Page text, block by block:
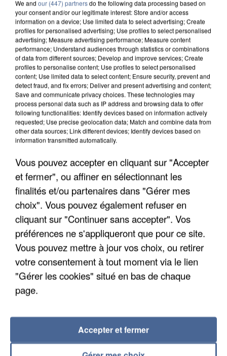
DE FAUNE SAUVAGE SONT...
L’UN DES FONDATEURS SUPPOSÉS DE LA DZ
We and our (447) partnersdo the following data processing based on
your consent and/or our legitimate interest: Store and/or access
information on a device; Use limited data to select advertising; Create
profiles for personalised advertising; Use profiles to select personalised
advertising; Measure advertising performance; Measure content
performance; Understand audiences through statistics or combinations
of data from different sources; Develop and improve services; Create
profiles to personalise content; Use profiles to select personalised
content; Use limited data to select content; Ensure security, prevent and
detect fraud, and fix errors; Deliver and present advertising and content;
Save and communicate privacy choices. These technologies may
process personal data such as IP address and browsing data to offer
following functionalities: Identify devices based on information actively
requested; Use precise geolocation data; Match and combine data from
other data sources; Link different devices; Identify devices based on
information transmitted automatically.
Vous pouvez accepter en cliquant sur "Accepter
et fermer", ou affiner en sélectionnant les
finalités et/ou partenaires dans "Gérer mes
choix". Vous pouvez également refuser en
cliquant sur "Continuer sans accepter". Vos
préférences ne s'appliqueront que pour ce site.
Vous pouvez mettre à jour vos choix, ou retirer
votre consentement à tout moment via le lien
"Gérer les cookies" situé en bas de chaque
page.
Accepter et fermer